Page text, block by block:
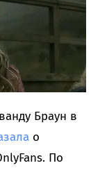
Браун в
о
По